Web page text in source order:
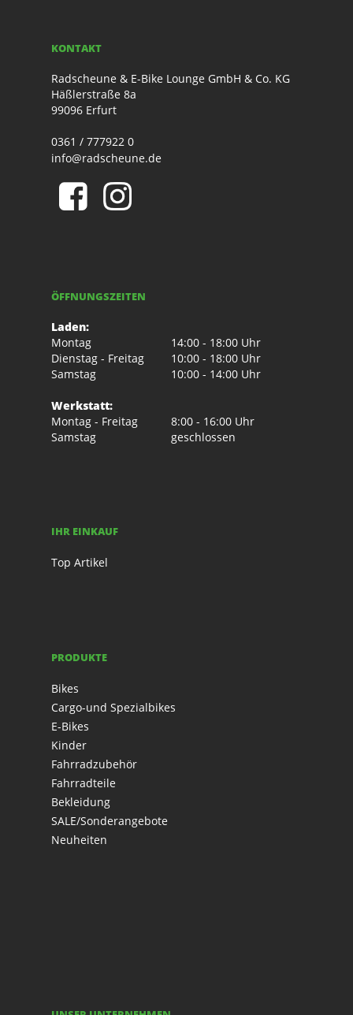
KONTAKT
Radscheune & E-Bike Lounge GmbH & Co. KG
Häßlerstraße 8a
99096 Erfurt
0361 / 777922 0
info@radscheune.de
ÖFFNUNGSZEITEN
Laden:
Montag
14:00 - 18:00 Uhr
Dienstag - Freitag
10:00 - 18:00 Uhr
Samstag
10:00 - 14:00 Uhr
Werkstatt:
Montag - Freitag
8:00 - 16:00 Uhr
Samstag
geschlossen
IHR EINKAUF
Top Artikel
PRODUKTE
Bikes
Cargo-und Spezialbikes
E-Bikes
Kinder
Fahrradzubehör
Fahrradteile
Bekleidung
SALE/Sonderangebote
Neuheiten